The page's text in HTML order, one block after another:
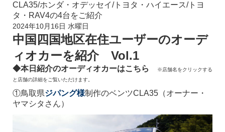
CLA35/ホンダ・オデッセイ/トヨタ・ハイエース/トヨ
タ・RAV4の4台をご紹介
2024年10月16日 水曜日
中国四国地区在住ユーザーのオーデ
ィオカーを紹介 Vol.1
◆本日紹介のオーディオカーはこちら
※店舗名をクリックする
と店舗の詳細をご覧いただけます。
①鳥取県ジパング様制作のベンツCLA35（オーナー・
ヤマシタさん）